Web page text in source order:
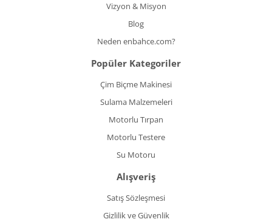
Vizyon & Misyon
Blog
Neden enbahce.com?
Popüler Kategoriler
Çim Biçme Makinesi
Sulama Malzemeleri
Motorlu Tırpan
Motorlu Testere
Su Motoru
Alışveriş
Satış Sözleşmesi
Gizlilik ve Güvenlik